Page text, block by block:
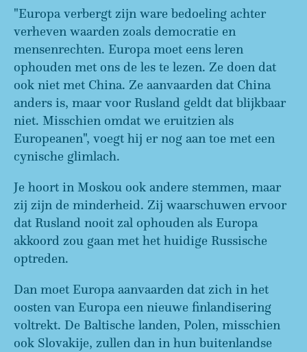
"Europa verbergt zijn ware bedoeling achter
verheven waarden zoals democratie en
mensenrechten. Europa moet eens leren
ophouden met ons de les te lezen. Ze doen dat
ook niet met China. Ze aanvaarden dat China
anders is, maar voor Rusland geldt dat blijkbaar
niet. Misschien omdat we eruitzien als
Europeanen", voegt hij er nog aan toe met een
cynische glimlach.
Je hoort in Moskou ook andere stemmen, maar
zij zijn de minderheid. Zij waarschuwen ervoor
dat Rusland nooit zal ophouden als Europa
akkoord zou gaan met het huidige Russische
optreden.
Dan moet Europa aanvaarden dat zich in het
oosten van Europa een nieuwe finlandisering
voltrekt. De Baltische landen, Polen, misschien
ook Slovakije, zullen dan in hun buitenlandse